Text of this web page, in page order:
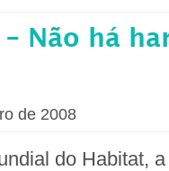
– Não há
de 2008
do Habitat,